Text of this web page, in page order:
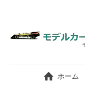
ホーム